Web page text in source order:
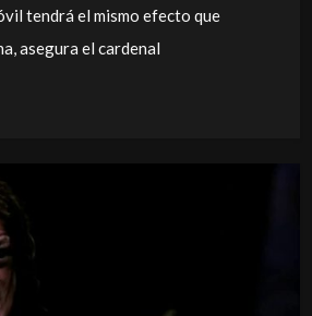
tendrá el mismo efecto que
asegura el cardenal